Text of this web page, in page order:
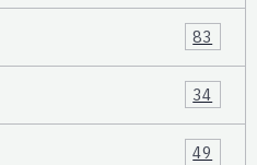
83
34
49